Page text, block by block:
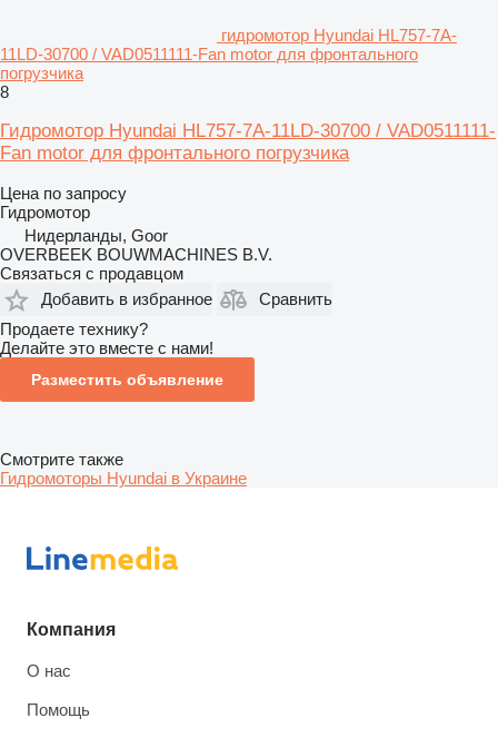
гидромотор Hyundai HL757-7A-
11LD-30700 / VAD0511111-Fan motor для фронтального
погрузчика
8
Гидромотор Hyundai HL757-7A-11LD-30700 / VAD0511111-
Fan motor для фронтального погрузчика
Цена по запросу
Гидромотор
Нидерланды, Goor
OVERBEEK BOUWMACHINES B.V.
Связаться с продавцом
Добавить в избранное
Сравнить
Продаете технику?
Делайте это вместе с нами!
Разместить объявление
Смотрите также
Гидромоторы Hyundai в Украине
Компания
О нас
Помощь